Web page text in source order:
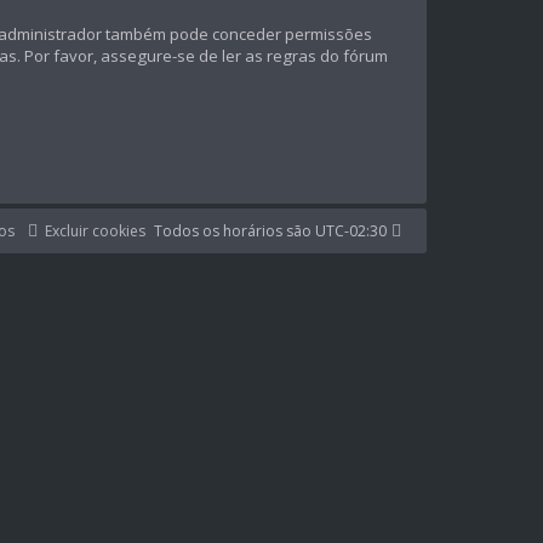
também pode conceder permissões
Por favor, assegure-se de ler as regras do fórum
Todos os horários são UTC-02:30
Excluir cookies